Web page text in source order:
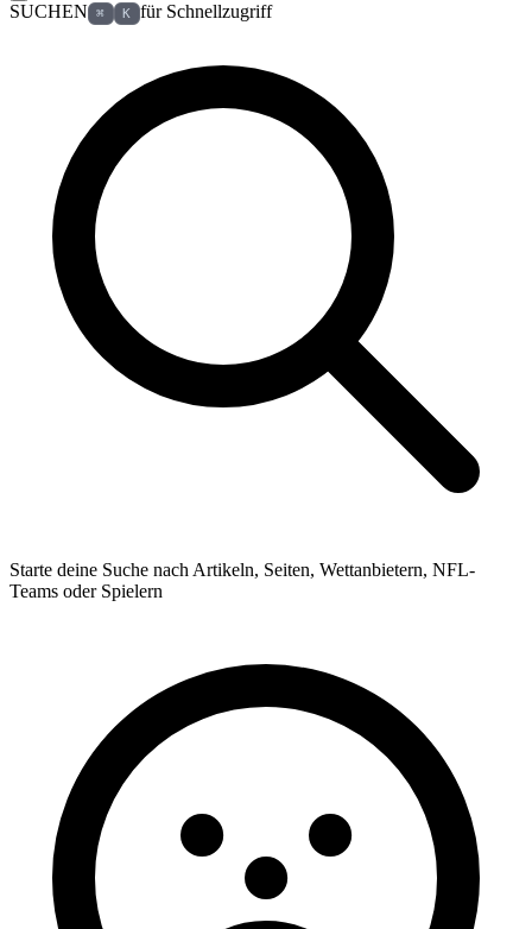
SUCHEN ⌘ K für Schnellzugriff
Starte deine Suche nach Artikeln, Seiten, Wettanbietern, NFL-
Teams oder Spielern